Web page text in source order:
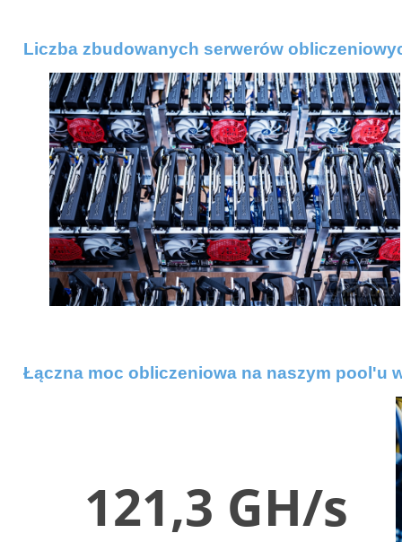
Liczba zbudowanych serwerów
Łączna moc obliczeniowa na naszym pool'u
121,3 GH/s